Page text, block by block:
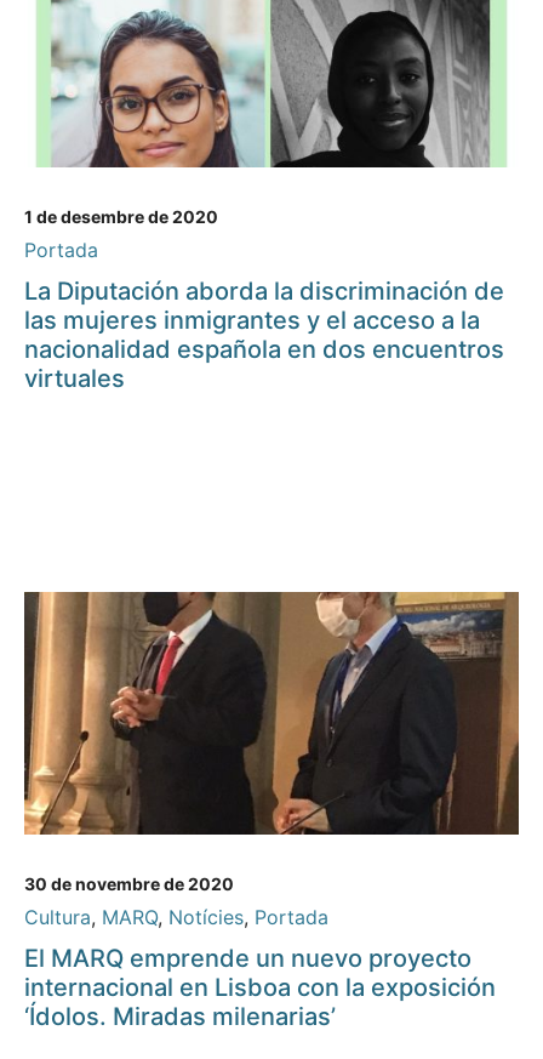
1 de desembre de 2020
Portada
La Diputación aborda la discriminación de
las mujeres inmigrantes y el acceso a la
nacionalidad española en dos encuentros
virtuales
30 de novembre de 2020
Cultura, MARQ, Notícies, Portada
El MARQ emprende un nuevo proyecto
internacional en Lisboa con la exposición
‘Ídolos. Miradas milenarias’